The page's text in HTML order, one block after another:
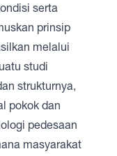
serta
prinsip
melalui
studi
strukturnya,
pokok dan
pedesaan
masyarakat